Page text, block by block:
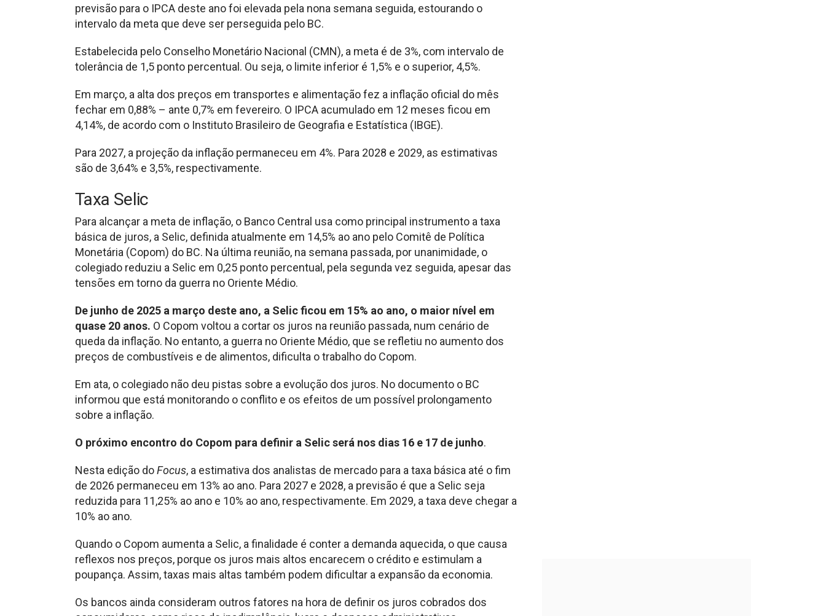
previsão para o IPCA deste ano foi elevada pela nona semana seguida, estourando o
intervalo da meta que deve ser perseguida pelo BC.
Estabelecida pelo Conselho Monetário Nacional (CMN), a meta é de 3%, com intervalo de
tolerância de 1,5 ponto percentual. Ou seja, o limite inferior é 1,5% e o superior, 4,5%.
Em março, a alta dos preços em transportes e alimentação fez a inflação oficial do mês
fechar em 0,88% – ante 0,7% em fevereiro. O IPCA acumulado em 12 meses ficou em
4,14%, de acordo com o Instituto Brasileiro de Geografia e Estatística (IBGE).
Para 2027, a projeção da inflação permaneceu em 4%. Para 2028 e 2029, as estimativas
são de 3,64% e 3,5%, respectivamente.
Taxa Selic
Para alcançar a meta de inflação, o Banco Central usa como principal instrumento a taxa
básica de juros, a Selic, definida atualmente em 14,5% ao ano pelo Comitê de Política
Monetária (Copom) do BC. Na última reunião, na semana passada, por unanimidade, o
colegiado reduziu a Selic em 0,25 ponto percentual, pela segunda vez seguida, apesar das
tensões em torno da guerra no Oriente Médio.
De junho de 2025 a março deste ano, a Selic ficou em 15% ao ano, o maior nível em
quase 20 anos. O Copom voltou a cortar os juros na reunião passada, num cenário de
queda da inflação. No entanto, a guerra no Oriente Médio, que se refletiu no aumento dos
preços de combustíveis e de alimentos, dificulta o trabalho do Copom.
Em ata, o colegiado não deu pistas sobre a evolução dos juros. No documento o BC
informou que está monitorando o conflito e os efeitos de um possível prolongamento
sobre a inflação.
O próximo encontro do Copom para definir a Selic será nos dias 16 e 17 de junho.
Nesta edição doFocus, a estimativa dos analistas de mercado para a taxa básica até o fim
de 2026 permaneceu em 13% ao ano. Para 2027 e 2028, a previsão é que a Selic seja
reduzida para 11,25% ao ano e 10% ao ano, respectivamente. Em 2029, a taxa deve chegar a
10% ao ano.
Quando o Copom aumenta a Selic, a finalidade é conter a demanda aquecida, o que causa
reflexos nos preços, porque os juros mais altos encarecem o crédito e estimulam a
poupança. Assim, taxas mais altas também podem dificultar a expansão da economia.
Os bancos ainda consideram outros fatores na hora de definir os juros cobrados dos